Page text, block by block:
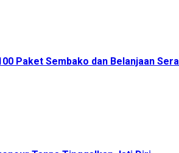
Paket Sembako dan Belanjaan